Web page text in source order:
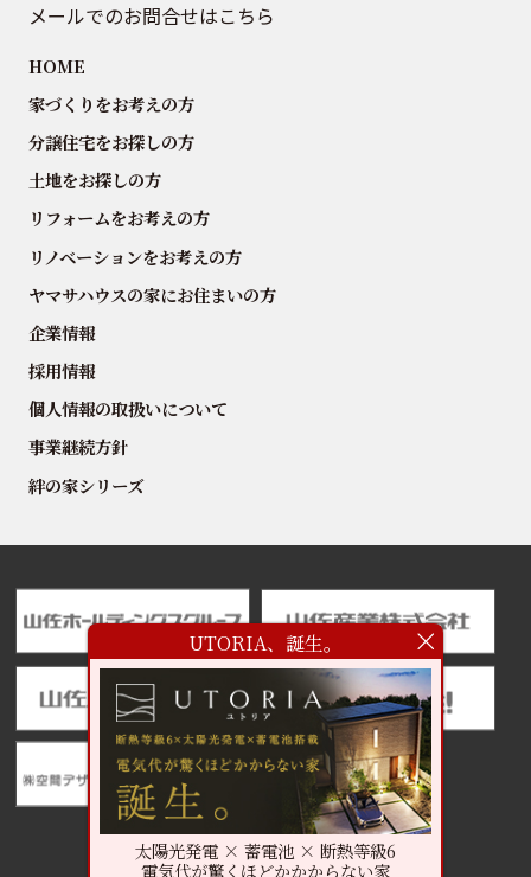
メールでのお問合せはこちら
HOME
家づくりをお考えの方
分譲住宅をお探しの方
土地をお探しの方
リフォームをお考えの方
リノベーションをお考えの方
ヤマサハウスの家にお住まいの方
企業情報
採用情報
個人情報の取扱いについて
事業継続方針
絆の家シリーズ
UTORIA、誕生。
太陽光発電 × 蓄電池 × 断熱等級6
電気代が驚くほどかかからない家